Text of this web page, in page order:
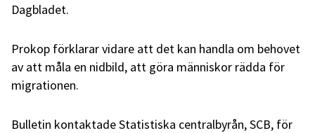
Dagbladet.
Prokop förklarar vidare att det kan handla om behovet
av att måla en nidbild, att göra människor rädda för
migrationen.
Bulletin kontaktade Statistiska centralbyrån, SCB, för